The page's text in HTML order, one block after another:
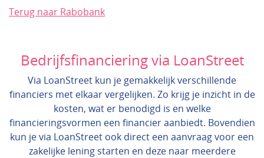
Terug naar Rabobank
Bedrijfsfinanciering via LoanStreet
Via LoanStreet kun je gemakkelijk verschillende
financiers met elkaar vergelijken. Zo krijg je inzicht in de
kosten, wat er benodigd is en welke
financieringsvormen een financier aanbiedt. Bovendien
kun je via LoanStreet ook direct een aanvraag voor een
zakelijke lening starten en deze naar meerdere